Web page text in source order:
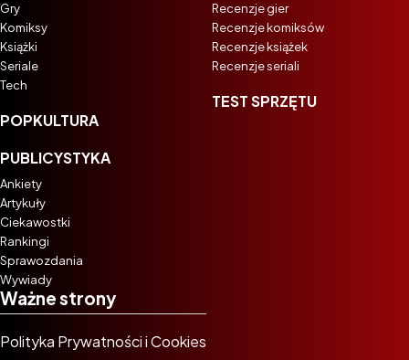
Gry
Komiksy
Książki
Seriale
Tech
POPKULTURA
PUBLICYSTYKA
Ankiety
Artykuły
Ciekawostki
Rankingi
Sprawozdania
Wywiady
Recenzje gier
Recenzje komiksów
Recenzje książek
Recenzje seriali
TEST SPRZĘTU
Ważne strony
Polityka Prywatności i Cookies